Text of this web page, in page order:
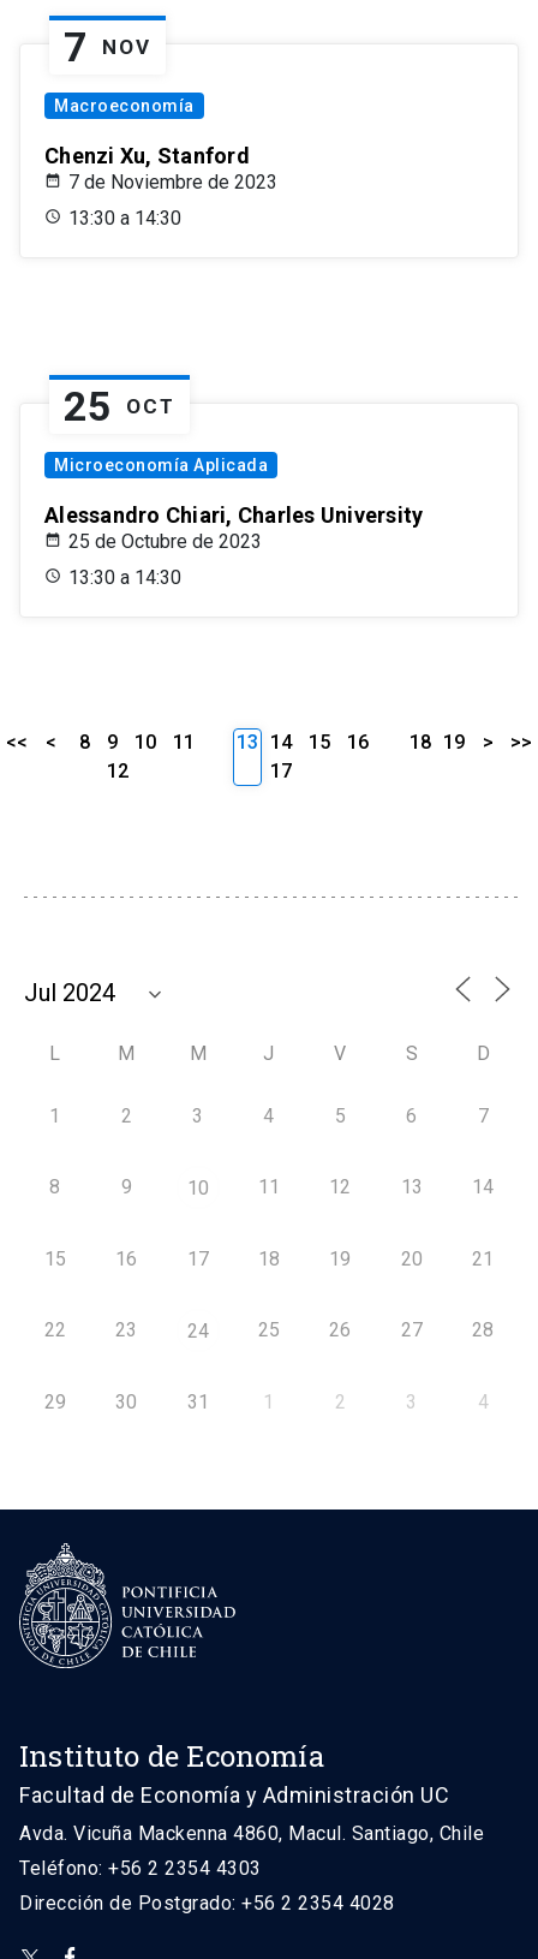
7 NOV
Macroeconomía
Chenzi Xu, Stanford
7 de Noviembre de 2023
13:30 a 14:30
25 OCT
Microeconomía Aplicada
Alessandro Chiari, Charles University
25 de Octubre de 2023
13:30 a 14:30
<< < 8 9 10
11
12
13 14 15
16
17
18 19 > >>
L M M J V S D
1 2 3 4 5 6 7
8 9 10 11 12 13 14
15 16 17 18 19 20 21
22 23 24 25 26 27 28
29 30 31 1 2 3 4
Instituto de Economía
Facultad de Economía y Administración UC
Avda. Vicuña Mackenna 4860, Macul. Santiago, Chile
Teléfono: +56 2 2354 4303
Dirección de Postgrado: +56 2 2354 4028